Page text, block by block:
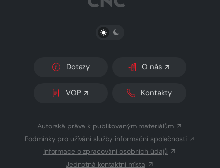
PŘEPNOUT SVĚTLÝ/TMAVÝ REŽIM
Dotazy O nás
VOP Kontakty
Autorská práva k publikovaným materiálům
Podmínky pro užívání služby informační společnosti
Informace o zpracování osobních údajů
Jednotná kontaktní místa